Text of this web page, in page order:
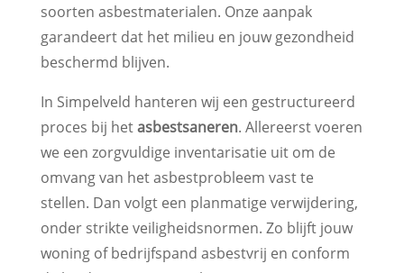
soorten asbestmaterialen. Onze aanpak
garandeert dat het milieu en jouw gezondheid
beschermd blijven.
In Simpelveld hanteren wij een gestructureerd
proces bij hetasbestsaneren. Allereerst voeren
we een zorgvuldige inventarisatie uit om de
omvang van het asbestprobleem vast te
stellen. Dan volgt een planmatige verwijdering,
onder strikte veiligheidsnormen. Zo blijft jouw
woning of bedrijfspand asbestvrij en conform